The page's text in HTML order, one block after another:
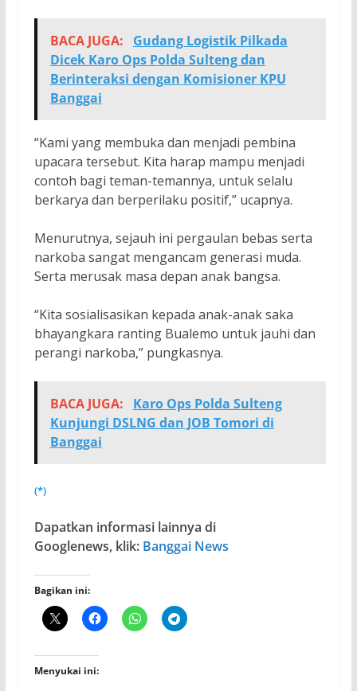
BACA JUGA:
Gudang Logistik Pilkada
Dicek Karo Ops Polda Sulteng dan
Berinteraksi dengan Komisioner KPU
Banggai
“Kami yang membuka dan menjadi pembina
upacara tersebut. Kita harap mampu menjadi
contoh bagi teman-temannya, untuk selalu
berkarya dan berperilaku positif,” ucapnya.
Menurutnya, sejauh ini pergaulan bebas serta
narkoba sangat mengancam generasi muda.
Serta merusak masa depan anak bangsa.
“Kita sosialisasikan kepada anak-anak saka
bhayangkara ranting Bualemo untuk jauhi dan
perangi narkoba,” pungkasnya.
BACA JUGA:
Karo Ops Polda Sulteng
Kunjungi DSLNG dan JOB Tomori di
Banggai
(*)
Dapatkan informasi lainnya di
Googlenews, klik: Banggai News
Bagikan ini:
Menyukai ini: